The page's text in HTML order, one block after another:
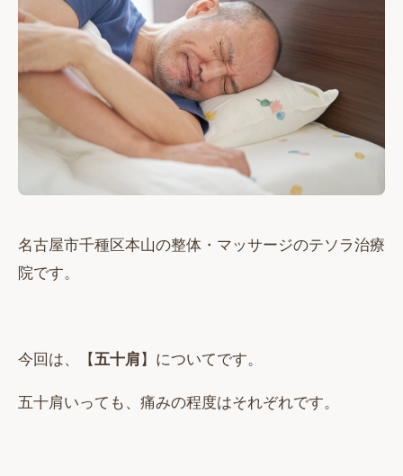
名古屋市千種区本山の整体・マッサージのテソラ治療
院です。
今回は、【 五十肩 】についてです。
五十肩いっても、痛みの程度はそれぞれです。